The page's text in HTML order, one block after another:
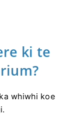
ki te
whiwhi koe